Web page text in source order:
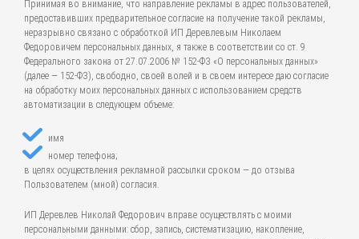
Принимая во внимание, что направление рекламы в адрес пользователей,
предоставивших предварительное согласие на получение такой рекламы,
неразрывно связано с обработкой ИП Деревлевым Николаем
Федоровичем персональных данных, я также в соответствии со ст. 9
Федерального закона от 27.07.2006 № 152-ФЗ «О персональных данных»
(далее — 152-ФЗ), свободно, своей волей и в своем интересе даю согласие
на обработку моих персональных данных с использованием средств
автоматизации в следующем объеме:
имя
номер телефона;
в целях осуществления рекламной рассылки сроком — до отзыва
Пользователем (мной) согласия.
ИП Деревлев Николай Федорович вправе осуществлять с моими
персональными данными: сбор, запись, систематизацию, накопление,